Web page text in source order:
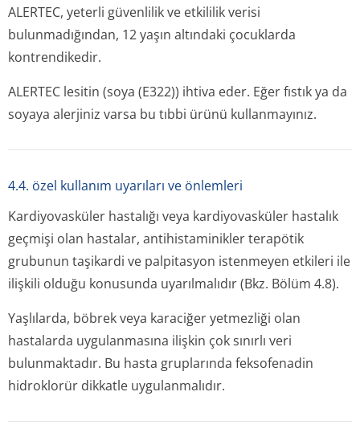
ALERTEC, yeterli güvenlilik ve etkililik verisi
bulunmadığından, 12 yaşın altındaki çocuklarda
kontrendikedir.
ALERTEC lesitin (soya (E322)) ihtiva eder. Eğer fıstık ya da
soyaya alerjiniz varsa bu tıbbi ürünü kullanmayınız.
4.4. özel kullanım uyarıları ve önlemleri
Kardiyovasküler hastalığı veya kardiyovasküler hastalık
geçmişi olan hastalar, antihistaminikler terapötik
grubunun taşikardi ve palpitasyon istenmeyen etkileri ile
ilişkili olduğu konusunda uyarılmalıdır (Bkz. Bölüm 4.8).
Yaşlılarda, böbrek veya karaciğer yetmezliği olan
hastalarda uygulanmasına ilişkin çok sınırlı veri
bulunmaktadır. Bu hasta gruplarında feksofenadin
hidroklorür dikkatle uygulanmalıdır.